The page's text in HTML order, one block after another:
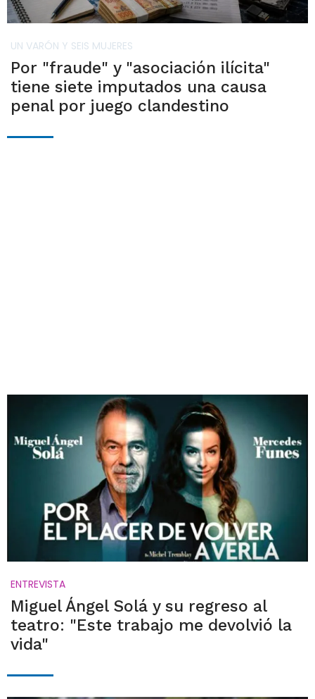
UN VARÓN Y SEIS MUJERES
Por "fraude" y "asociación ilícita"
tiene siete imputados una causa
penal por juego clandestino
ENTREVISTA
Miguel Ángel Solá y su regreso al
teatro: "Este trabajo me devolvió la
vida"